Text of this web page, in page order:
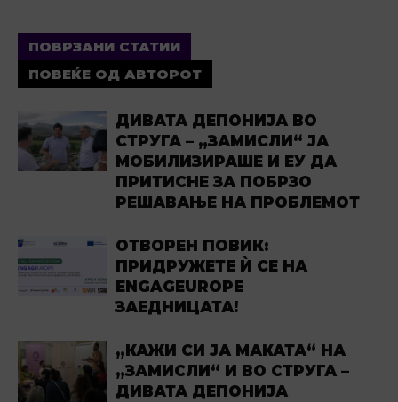
ПОВРЗАНИ СТАТИИ
ПОВЕЌЕ ОД АВТОРОТ
ДИВАТА ДЕПОНИЈА ВО
СТРУГА – „ЗАМИСЛИ“ ЈА
МОБИЛИЗИРАШЕ И ЕУ ДА
ПРИТИСНЕ ЗА ПОБРЗО
РЕШАВАЊЕ НА ПРОБЛЕМОТ
ОТВОРЕН ПОВИК:
ПРИДРУЖЕТЕ Ѝ СЕ НА
ENGAGEUROPE
ЗАЕДНИЦАТА!
„КАЖИ СИ ЈА МАКАТА“ НА
„ЗАМИСЛИ“ И ВО СТРУГА –
ДИВАТА ДЕПОНИЈА